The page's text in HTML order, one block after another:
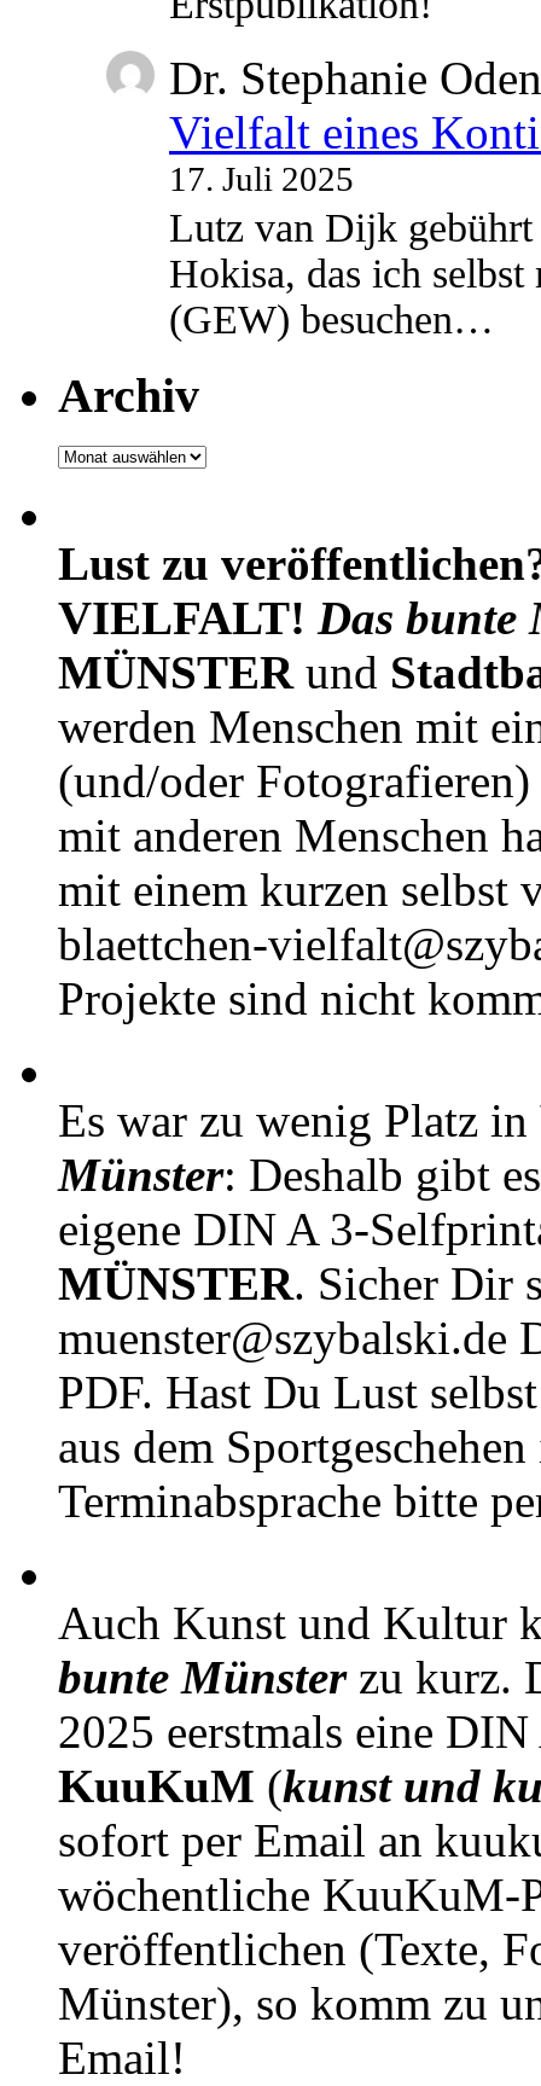
Dr. Stephanie
Vielfalt eines
17. Juli 2025
Lutz van Dijk
Hokisa, das ich
(GEW) besuchen…
Archiv
Archiv
Lust zu
VIELFALT! Das bunte
MÜNSTERund
werden Menschen mit
(und/oder
mit anderen Menschen
mit einem kurzen selbst
blaettchen-
Projekte sind nicht
Es war zu wenig Platz in
Münster: Deshalb gibt
eigene DIN A 3-
MÜNSTER. Sicher Dir
muenster@szybalski.de
PDF. Hast Du Lust
aus dem
Terminabsprache bitte
Auch Kunst und Kultur
bunte Münsterzu kurz.
2025 eerstmals eine
KuuKuM (kunst und
sofort per Email an
wöchentliche KuuKuM-
veröffentlichen (Texte,
Münster), so komm zu
Email!